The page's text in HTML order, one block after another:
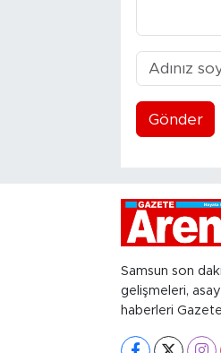
Gönder
Samsun son
gelişmeleri,
haberleri